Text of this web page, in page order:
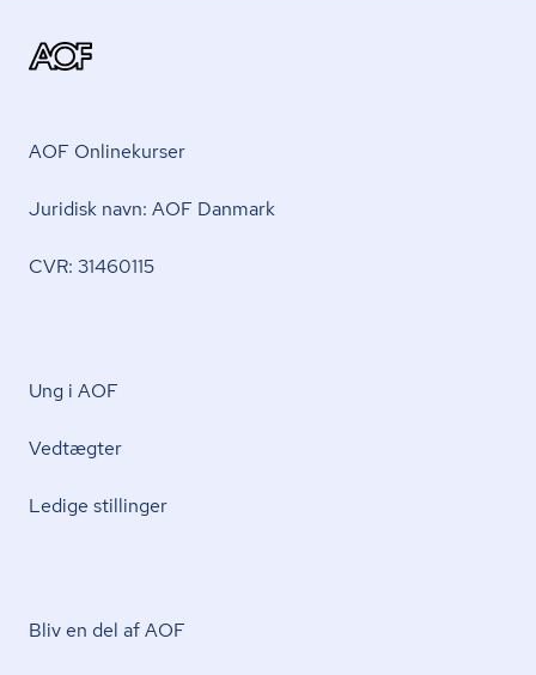
AOF Onlinekurser
Juridisk navn: AOF Danmark
CVR: 31460115
Ung i AOF
Vedtægter
Ledige stillinger
Bliv en del af AOF